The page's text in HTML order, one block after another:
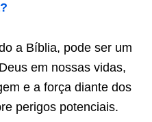
a Bíblia, pode ser um
em nossas vidas,
e a força diante dos
perigos potenciais.